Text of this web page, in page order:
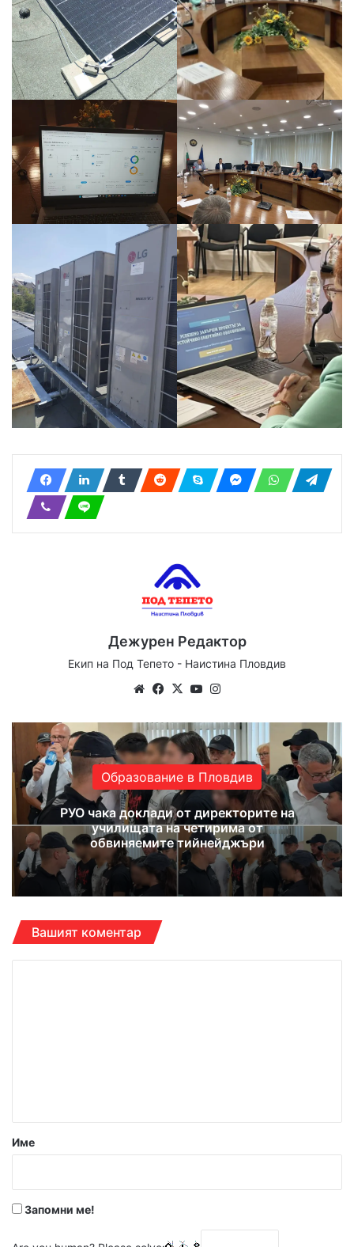
Дежурен Редактор
Екип на Под Тепето - Наистина Пловдив
WebsiteFacebook
X YouTube
Образование в Пловдив
РУО чака доклади от директорите на
училищата на четирима от
обвиняемите тийнейджъри
Вашият коментар
р
Име
Запомни ме!